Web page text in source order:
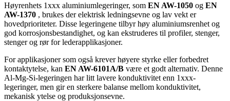
Høyrenhets 1xxx aluminiumlegeringer, som EN AW-1050 og EN
AW-1370 , brukes der elektrisk ledningsevne og lav vekt er
hovedprioriteter. Disse legeringene tilbyr høy aluminiumsrenhet og
god korrosjonsbestandighet, og kan ekstruderes til profiler, stenger,
stenger og rør for lederapplikasjoner.
For applikasjoner som også krever høyere styrke eller forbedret
kontaktytelse, kan EN AW-6101A/B være et godt alternativ. Denne
Al-Mg-Si-legeringen har litt lavere konduktivitet enn 1xxx-
legeringer, men gir en sterkere balanse mellom konduktivitet,
mekanisk ytelse og produksjonsevne.